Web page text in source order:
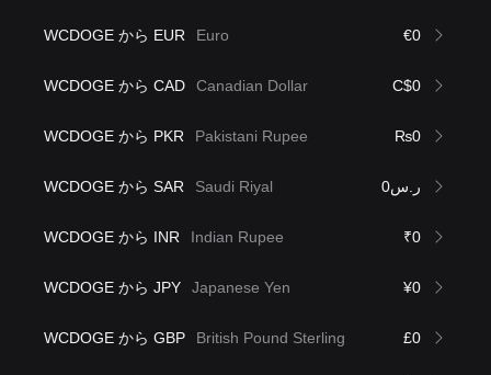
WCDOGE から EUR Euro €0
WCDOGE から CAD Canadian Dollar C$0
WCDOGE から PKR Pakistani Rupee ₨0
WCDOGE から SAR Saudi Riyal ر.س0
WCDOGE から INR Indian Rupee ₹0
WCDOGE から JPY Japanese Yen ¥0
WCDOGE から GBP British Pound Sterling £0